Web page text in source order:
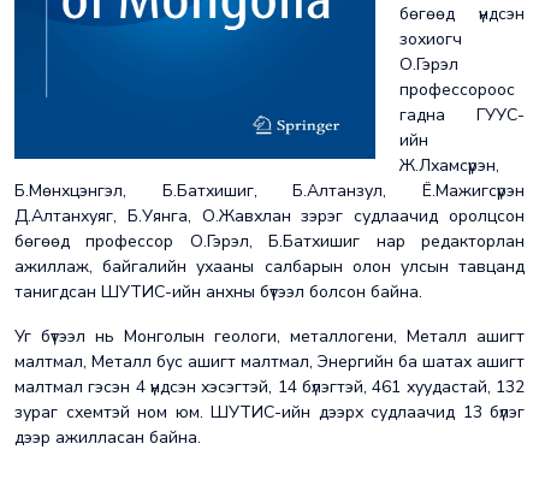
бөгөөд үндсэн
зохиогч
О.Гэрэл
профессороос
гадна ГУУС-
ийн
Ж.Лхамсүрэн,
Б.Мөнхцэнгэл, Б.Батхишиг, Б.Алтанзул, Ё.Мажигсүрэн
Д.Алтанхуяг, Б.Уянга, О.Жавхлан зэрэг судлаачид оролцсон
бөгөөд профессор О.Гэрэл, Б.Батхишиг нар редакторлан
ажиллаж, байгалийн ухааны салбарын олон улсын тавцанд
танигдсан ШУТИС-ийн анхны бүтээл болсон байна.
Уг бүтээл нь Монголын геологи, металлогени, Металл ашигт
малтмал, Металл бус ашигт малтмал, Энергийн ба шатах ашигт
малтмал гэсэн 4 үндсэн хэсэгтэй, 14 бүлэгтэй, 461 хуудастай, 132
зураг схемтэй ном юм. ШУТИС-ийн дээрх судлаачид 13 бүлэг
дээр ажилласан байна.